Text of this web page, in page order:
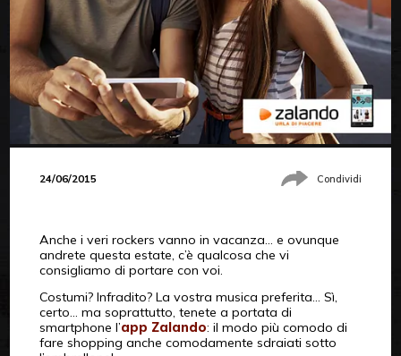
24/06/2015 Condividi
Anche i veri rockers vanno in vacanza… e ovunque
andrete questa estate, c’è qualcosa che vi
consigliamo di portare con voi.
Costumi? Infradito? La vostra musica preferita… Sì,
certo… ma soprattutto, tenete a portata di
smartphone l’app Zalando: il modo più comodo di
fare shopping anche comodamente sdraiati sotto